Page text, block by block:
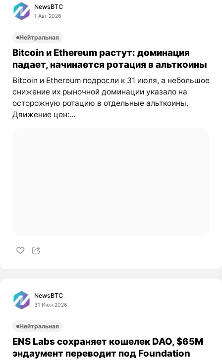
NewsBTC
1 Авг 2026
Нейтральная
Bitcoin и Ethereum растут: доминация
падает, начинается ротация в альткоины
Bitcoin и Ethereum подросли к 31 июля, а небольшое
снижение их рыночной доминации указало на
осторожную ротацию в отдельные альткоины.
Движение цен:...
NewsBTC
31 Июл 2026
Нейтральная
ENS Labs сохраняет кошелек DAO, $65M
эндаумент переводит под Foundation